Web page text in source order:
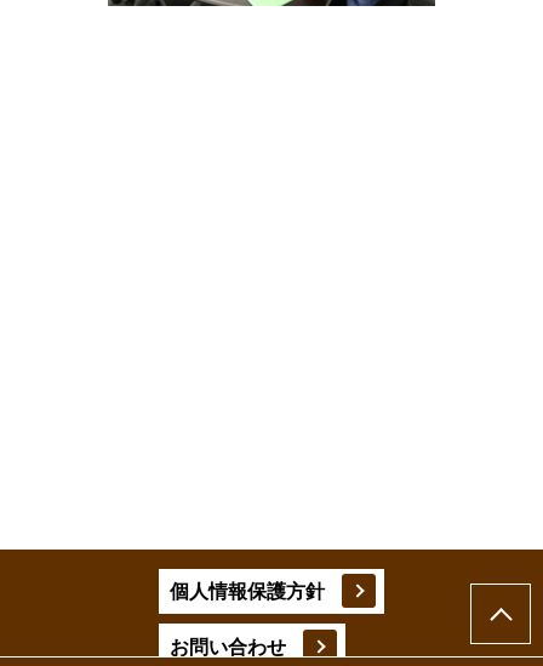
個人情報保護方針
お問い合わせ